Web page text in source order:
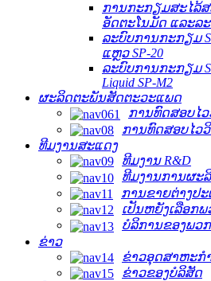
ການກະກຽມສະໄລ້
ອັດຕະໂນມັດ ແລະລະ
ລະ​ບົບ​ການ​ກະ​ກຽມ
ແຫຼວ SP-20
ລະ​ບົບ​ການ​ກະ​ກຽມ
Liquid SP-M2
ຜະລິດຕະພັນສັດຕະວະແພດ
ການທົດສອບໄ
ການທົດສອບໄວ
ທີມງານສະແດງ
ທີມງານ R&D
ທີມງານການຜະ
ການຂາຍຕ່າງປະ
ເປັນຫຍັງເລືອກພ
ບໍລິການຂອງພວກ
ຂ່າວ
ຂ່າວອຸດສາຫະກໍ
ຂ່າວຂອງບໍລິສັດ